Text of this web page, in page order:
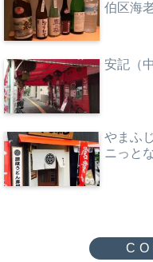
伯区海
安記（
やまふ
ニっと